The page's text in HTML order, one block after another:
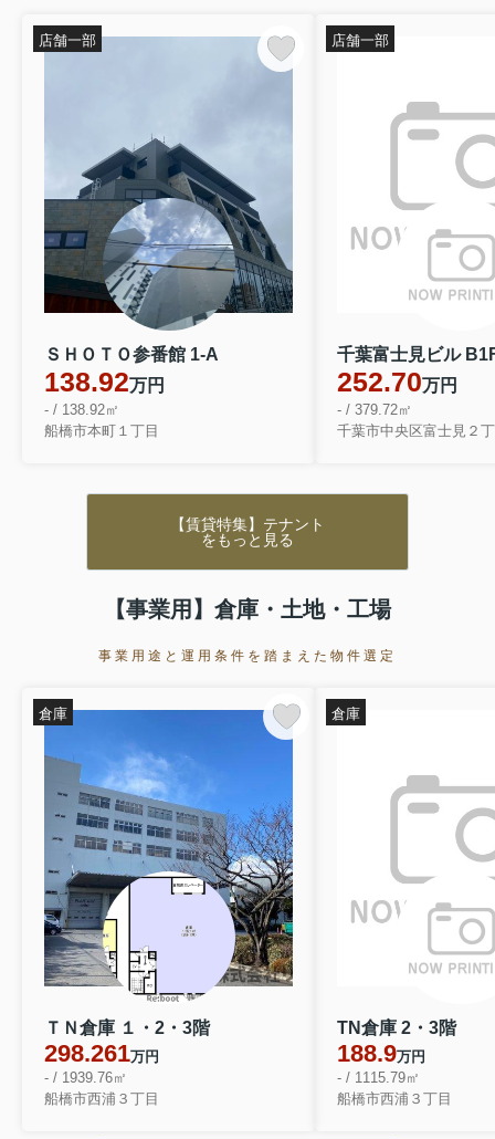
ＳＨＯＴＯ参番館 1-A
138.92万円
- / 138.92㎡
船橋市本町１丁目
店舗一部
千葉富士見ビル
252.70万円
- / 379.72㎡
千葉市中央区富士見２
店舗一部
【賃貸特集】テナント
をもっと見る
【事業用】倉庫・土地・工場
事業用途と運用条件を踏まえた物件選定
ＴＮ倉庫 １・2・3階
298.261万円
- / 1939.76㎡
船橋市西浦３丁目
倉庫
TN倉庫 2・3階
188.9万円
- / 1115.79㎡
船橋市西浦３丁目
倉庫